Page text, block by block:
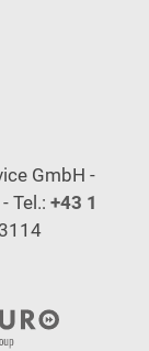
GmbH -
Tel.: +43 1